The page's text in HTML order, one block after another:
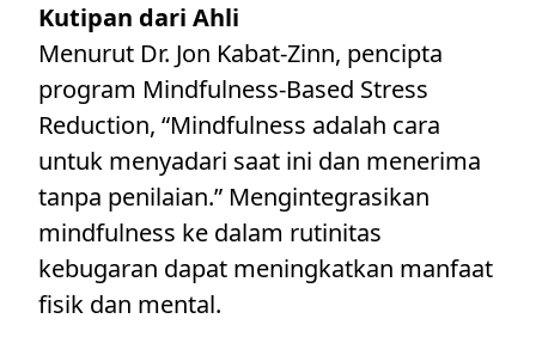
Kutipan dari Ahli
Menurut Dr. Jon Kabat-Zinn, pencipta
program Mindfulness-Based Stress
Reduction, “Mindfulness adalah cara
untuk menyadari saat ini dan menerima
tanpa penilaian.” Mengintegrasikan
mindfulness ke dalam rutinitas
kebugaran dapat meningkatkan manfaat
fisik dan mental.